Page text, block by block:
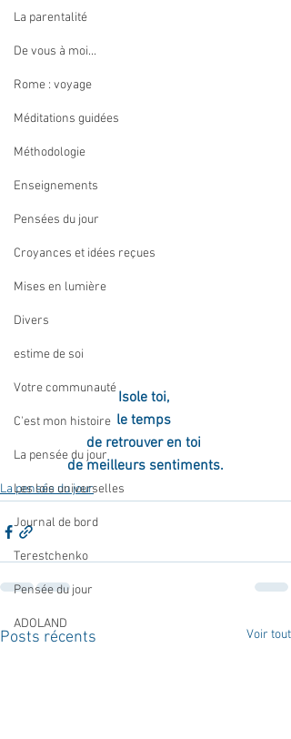
La parentalité
De vous à moi...
Rome : voyage
Méditations guidées
Méthodologie
Enseignements
Pensées du jour
Croyances et idées reçues
Mises en lumière
Divers
estime de soi
Votre communauté
C'est mon histoire
La pensée du jour
Les lois universelles
Journal de bord
Terestchenko
Pensée du jour
ADOLAND
Isole toi,
le temps
de retrouver en toi
de meilleurs sentiments.
La pensée du jour
Posts récents Voir tout